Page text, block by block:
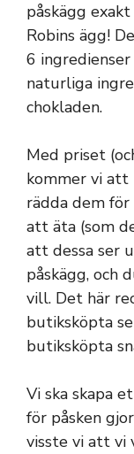
påskägg
Robins ägg!
6
naturliga
chokladen.
Med priset
kommer vi att
rädda dem
att äta (som
att dessa ser
påskägg, och
vill. Det här
butiksköpta
butiksköpta
Vi ska skapa
för påsken
visste vi att vi